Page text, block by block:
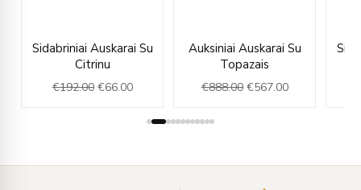
Sidabriniai Auskarai Su
Citrinu
€192.00
price
was:
€192.00.
€66.00
price
€66.00.
Auksiniai Auskarai Su
Topazais
€888.00
price
was:
€888.00.
€567.00
price
€567.00.